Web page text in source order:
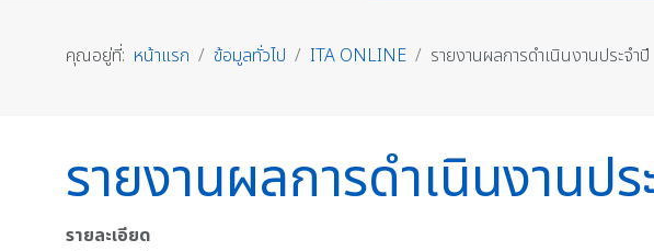
คุณอยู่ที่: หน้าแรก ข้อมูลทั่วไป ITA ONLINE รายงานผลการดำเนินงานประจำปี
รายงานผลการดำเนินงานปร
รายละเอียด